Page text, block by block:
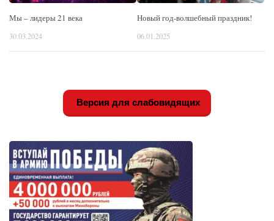
Мы – лидеры 21 века
30.03.2024
Новый год-волшебный праздник!
06.01.2025
Версия для слабовидящих